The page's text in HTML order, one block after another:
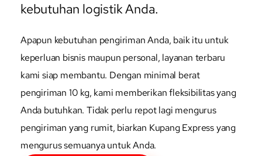
kebutuhan logistik Anda.
Apapun kebutuhan pengiriman Anda, baik itu untuk
keperluan bisnis maupun personal, layanan terbaru
kami siap membantu. Dengan minimal berat
pengiriman 10 kg, kami memberikan fleksibilitas yang
Anda butuhkan. Tidak perlu repot lagi mengurus
pengiriman yang rumit, biarkan Kupang Express yang
mengurus semuanya untuk Anda.